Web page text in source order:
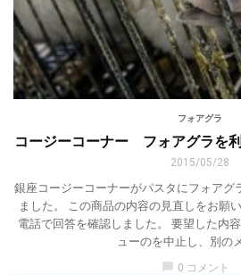
フォアグラ
コージーコーナー フォアグラを
2015/05/28
銀座コージーコーナーがパスタにフォアグ
ました。 この商品の内容の見直しをお願
電話で回答を確認しました。 要望した内
ューのを中止し、別の
0 コメント